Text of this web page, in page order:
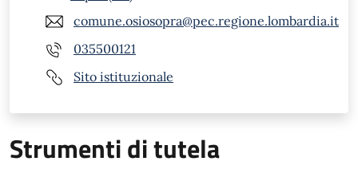
comune.osiosopra@pec.regione.lombardia.it
035500121
Sito istituzionale
Strumenti di tutela